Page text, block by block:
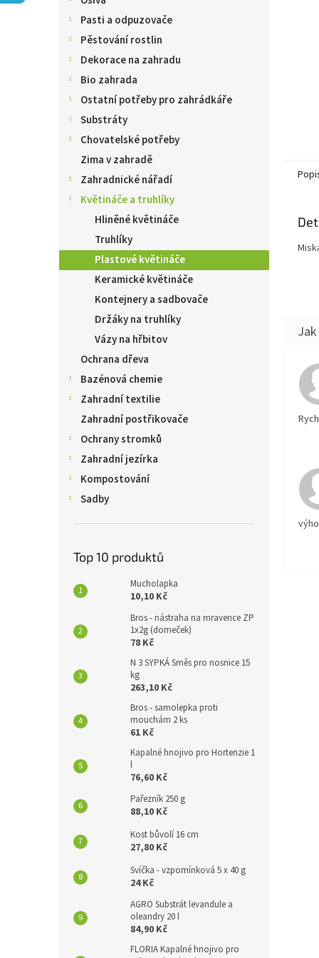
Pasti a odpuzovače
Pěstování rostlin
Dekorace na zahradu
Bio zahrada
Ostatní potřeby pro zahrádkáře
Substráty
Chovatelské potřeby
Zima v zahradě
Zahradnické nářadí
Květináče a truhlíky
Hliněné květináče
Truhlíky
Plastové květináče
Keramické květináče
Kontejnery a sadbovače
Držáky na truhlíky
Vázy na hřbitov
Ochrana dřeva
Bazénová chemie
Zahradní textilie
Zahradní postřikovače
Ochrany stromků
Zahradní jezírka
Kompostování
Sadby
Top 10 produktů
Mucholapka
10,10 Kč
Bros - nástraha na mravence ZP
1x2g (domeček)
78 Kč
N 3 SYPKÁ Směs pro nosnice 15
kg
263,10 Kč
Bros - samolepka proti
mouchám 2 ks
61 Kč
Kapalné hnojivo pro Hortenzie 1
l
76,60 Kč
Pařezník 250 g
88,10 Kč
Kost bůvolí 16 cm
27,80 Kč
Svíčka - vzpomínková 5 x 40 g
24 Kč
AGRO Substrát levandule a
oleandry 20 l
84,90 Kč
FLORIA Kapalné hnojivo pro